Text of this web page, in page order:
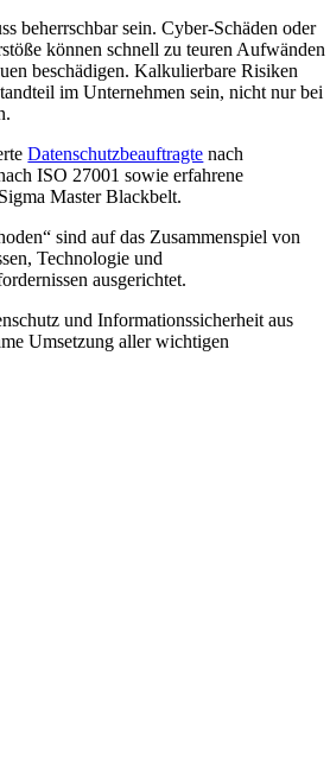
beherrschbar sein. Cyber-Schäden oder
können schnell zu teuren Aufwänden
beschädigen. Kalkulierbare Risiken
im Unternehmen sein, nicht nur bei
Datenschutzbeauftragte nach
ISO 27001 sowie erfahrene
Master Blackbelt.
sind auf das Zusammenspiel von
Technologie und
ausgerichtet.
und Informationssicherheit aus
Umsetzung aller wichtigen